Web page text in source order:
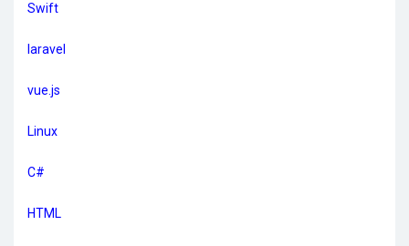
Swift
laravel
vue.js
Linux
C#
HTML